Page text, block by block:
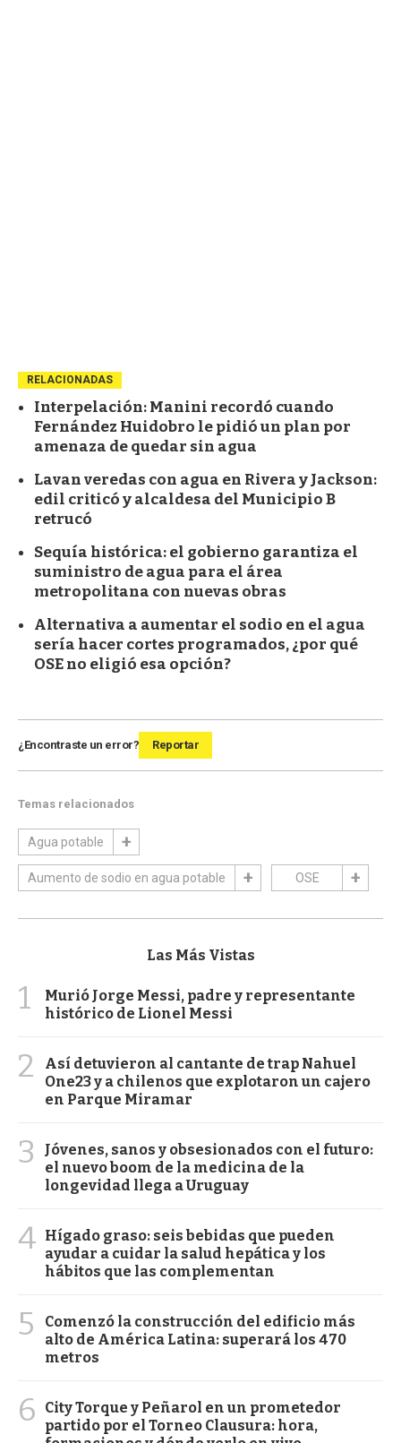
RELACIONADAS
Interpelación: Manini recordó cuando
Fernández Huidobro le pidió un plan por
amenaza de quedar sin agua
Lavan veredas con agua en Rivera y Jackson:
edil criticó y alcaldesa del Municipio B
retrucó
Sequía histórica: el gobierno garantiza el
suministro de agua para el área
metropolitana con nuevas obras
Alternativa a aumentar el sodio en el agua
sería hacer cortes programados, ¿por qué
OSE no eligió esa opción?
¿Encontraste un error? Reportar
Temas relacionados
Agua potable
Aumento de sodio en agua potable OSE
Las Más Vistas
1
Murió Jorge Messi, padre y representante
histórico de Lionel Messi
2
Así detuvieron al cantante de trap Nahuel
One23 y a chilenos que explotaron un cajero
en Parque Miramar
3
Jóvenes, sanos y obsesionados con el futuro:
el nuevo boom de la medicina de la
longevidad llega a Uruguay
4 Hígado graso: seis bebidas que pueden
ayudar a cuidar la salud hepática y los
hábitos que las complementan
5
Comenzó la construcción del edificio más
alto de América Latina: superará los 470
metros
6
City Torque y Peñarol en un prometedor
partido por el Torneo Clausura: hora,